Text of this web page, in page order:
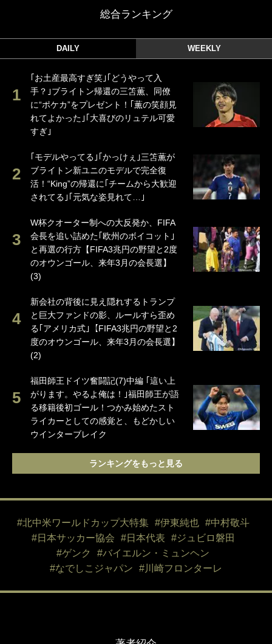
総合ランキング
DAILY WEEKLY
｢お土産最高すぎ笑｣｢どうやって入
手？｣ブライトン帰還の三笘薫、同僚
に“ポケカ”をプレゼント！｢薫の笑顔見
れてよかった｣｢大喜びのリュテル可愛
すぎ｣
｢モデルやってる｣｢かっけぇ｣三笘薫が
ブライトン新ユニのモデルで完全復
活！“King”の帰還に｢チームから大歓迎
されてる｣｢元気な姿見れて…｣
W杯クオーター制への大反発か、FIFA
会長を追い詰めた｢欧州のボイコット｣
と再選の行方【FIFA3兆円の野望と2度
のオウンゴール、来年3月の会長選】
(3)
新会社の背後に見え隠れするトランプ
と巨大ファンドの影、ルールすら歪め
る｢アメリカ式｣【FIFA3兆円の野望と2
度のオウンゴール、来年3月の会長選】
(2)
福田師王ドイツ奮闘記(7)中編 ｢這い上
がります。やるよ俺は！｣福田師王が語
る移籍後初ゴール！つかみ始めたスト
ライカーとしての感覚と、もどかしい
ウインターブレイク
ランキングをもっと見る
#北中米ワールドカップ大特集 #伊東純也
#中村敬斗
#日本サッカー協会
#日本代表
#ジュビロ磐田
#ゲンク
#バイエルン・ミュンヘン
#なでしこジャパン
#川崎フロンターレ